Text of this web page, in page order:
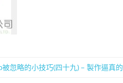
忽略的小技巧(四十九) – 製作逼真